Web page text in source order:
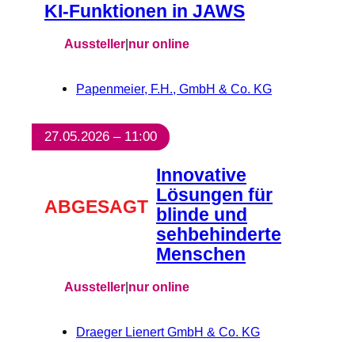
KI-Funktionen in JAWS
Aussteller nur online
Papenmeier, F.H., GmbH & Co. KG
27.05.2026 – 11:00
ABGESAGT
Innovative
Lösungen für
blinde und
sehbehinderte
Menschen
Aussteller|nur online
Draeger Lienert GmbH & Co. KG